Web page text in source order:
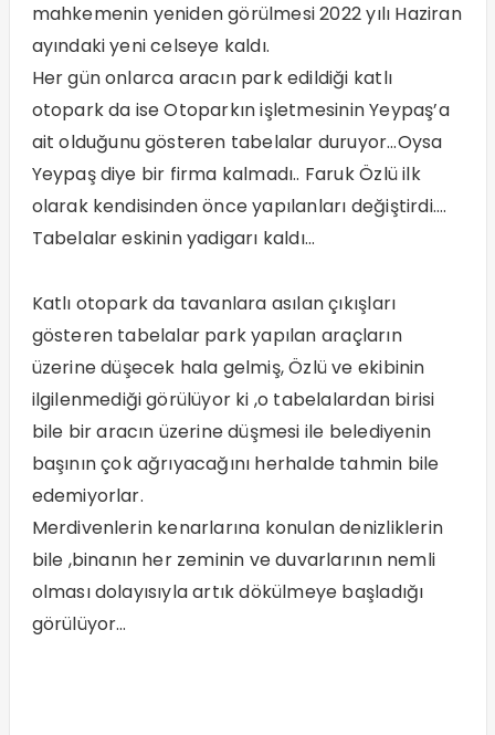
mahkemenin yeniden görülmesi 2022 yılı Haziran
ayındaki yeni celseye kaldı.
Her gün onlarca aracın park edildiği katlı
otopark da ise Otoparkın işletmesinin Yeypaş’a
ait olduğunu gösteren tabelalar duruyor…Oysa
Yeypaş diye bir firma kalmadı.. Faruk Özlü ilk
olarak kendisinden önce yapılanları değiştirdi….
Tabelalar eskinin yadigarı kaldı…
Katlı otopark da tavanlara asılan çıkışları
gösteren tabelalar park yapılan araçların
üzerine düşecek hala gelmiş, Özlü ve ekibinin
ilgilenmediği görülüyor ki ,o tabelalardan birisi
bile bir aracın üzerine düşmesi ile belediyenin
başının çok ağrıyacağını herhalde tahmin bile
edemiyorlar.
Merdivenlerin kenarlarına konulan denizliklerin
bile ,binanın her zeminin ve duvarlarının nemli
olması dolayısıyla artık dökülmeye başladığı
görülüyor…